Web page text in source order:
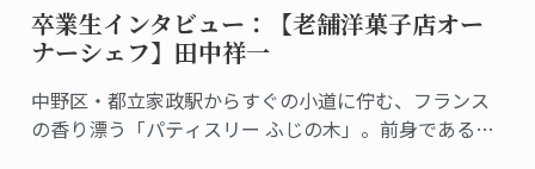
卒業生インタビュー：【老舗洋菓子店オー
ナーシェフ】田中祥一
中野区・都立家政駅からすぐの小道に佇む、フランス
の香り漂う「パティスリー ふじの木」。前身であるベ